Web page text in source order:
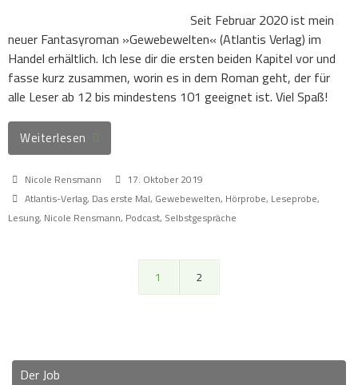
Seit Februar 2020 ist mein
neuer Fantasyroman »Gewebewelten« (Atlantis Verlag) im
Handel erhältlich. Ich lese dir die ersten beiden Kapitel vor und
fasse kurz zusammen, worin es in dem Roman geht, der für
alle Leser ab 12 bis mindestens 101 geeignet ist. Viel Spaß!
Weiterlesen
Nicole Rensmann
17. Oktober 2019
Atlantis-Verlag, Das erste Mal, Gewebewelten, Hörprobe, Leseprobe,
Lesung, Nicole Rensmann, Podcast, Selbstgespräche
1 2
Der Job